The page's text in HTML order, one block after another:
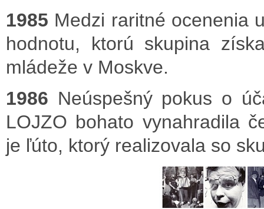
1985 Medzi raritné ocenenia
hodnotu, ktorú skupina
mládeže v Moskve.
1986 Neúspešný pokus o
LOJZO bohato vynahradila
je ľúto, ktorý realizovala so